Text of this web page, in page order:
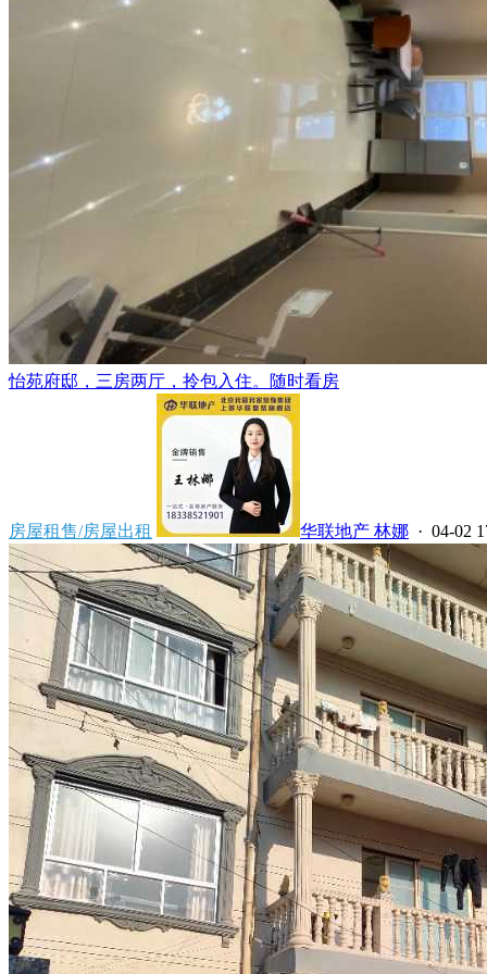
怡苑府邸，三房两厅，拎包入住。随时看房
房屋租售/房屋出租 华联地产 林娜 · 04-02